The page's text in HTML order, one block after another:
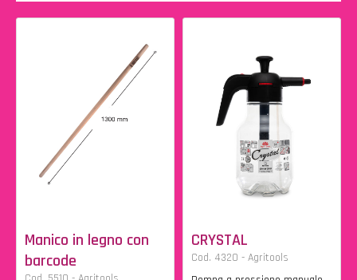
Manico in legno con
barcode
CRYSTAL
Cod. 4320 - Agritools